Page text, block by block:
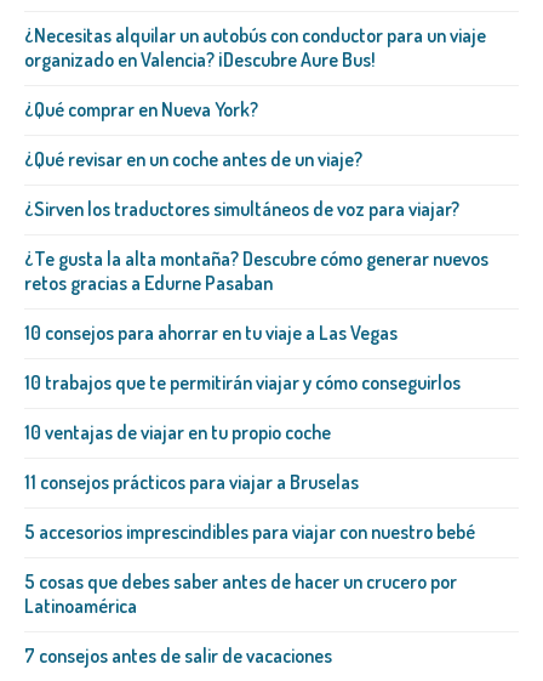
¿Necesitas alquilar un autobús con conductor para un viaje
organizado en Valencia? ¡Descubre Aure Bus!
¿Qué comprar en Nueva York?
¿Qué revisar en un coche antes de un viaje?
¿Sirven los traductores simultáneos de voz para viajar?
¿Te gusta la alta montaña? Descubre cómo generar nuevos
retos gracias a Edurne Pasaban
10 consejos para ahorrar en tu viaje a Las Vegas
10 trabajos que te permitirán viajar y cómo conseguirlos
10 ventajas de viajar en tu propio coche
11 consejos prácticos para viajar a Bruselas
5 accesorios imprescindibles para viajar con nuestro bebé
5 cosas que debes saber antes de hacer un crucero por
Latinoamérica
7 consejos antes de salir de vacaciones